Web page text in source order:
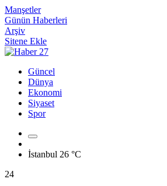
Manşetler
Günün Haberleri
Arşiv
Sitene Ekle
Güncel
Dünya
Ekonomi
Siyaset
Spor
İstanbul 26 °C
24